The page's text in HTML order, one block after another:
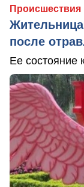
Происшествия
после
Ее состояние